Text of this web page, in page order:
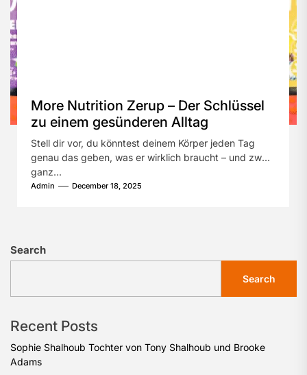
More Nutrition Zerup – Der Schlüssel
zu einem gesünderen Alltag
Stell dir vor, du könntest deinem Körper jeden Tag
genau das geben, was er wirklich braucht – und zwar
ganz...
Admin December 18, 2025
Search
Search
Recent Posts
Sophie Shalhoub Tochter von Tony Shalhoub und Brooke
Adams